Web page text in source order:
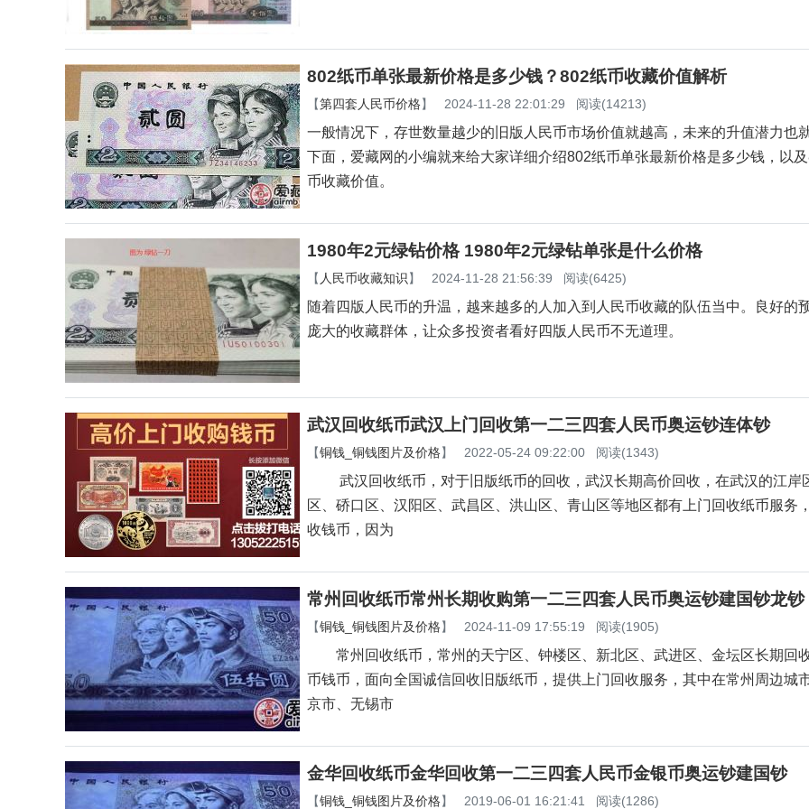
802纸币单张最新价格是多少钱？802纸币收藏价值解析
【第四套人民币价格】 2024-11-28 22:01:29 阅读(14213)
一般情况下，存世数量越少的旧版人民币市场价值就越高，未来的升值潜力也就
下面，爱藏网的小编就来给大家详细介绍802纸币单张最新价格是多少钱，以
币收藏价值。
1980年2元绿钻价格 1980年2元绿钻单张是什么价格
【 人民币收藏知识】 2024-11-28 21:56:39 阅读(6425)
随着四版人民币的升温，越来越多的人加入到人民币收藏的队伍当中。良好的
庞大的收藏群体，让众多投资者看好四版人民币不无道理。
武汉回收纸币武汉上门回收第一二三四套人民币奥运钞连体钞
【铜钱_铜钱图片及价格】 2022-05-24 09:22:00 阅读(1343)
武汉回收纸币，对于旧版纸币的回收，武汉长期高价回收，在武汉的江岸
区、硚口区、汉阳区、武昌区、洪山区、青山区等地区都有上门回收纸币服务
收钱币，因为
常州回收纸币常州长期收购第一二三四套人民币奥运钞建国钞龙钞
【铜钱_铜钱图片及价格】 2024-11-09 17:55:19 阅读(1905)
常州回收纸币，常州的天宁区、钟楼区、新北区、武进区、金坛区长期回
币钱币，面向全国诚信回收旧版纸币，提供上门回收服务，其中在常州周边城
京市、无锡市
金华回收纸币金华回收第一二三四套人民币金银币奥运钞建国钞
【铜钱_铜钱图片及价格】 2019-06-01 16:21:41 阅读(1286)